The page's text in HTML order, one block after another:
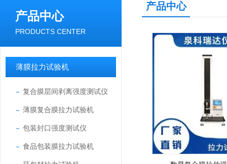
产品中心
PRODUCTS CENTER
薄膜拉力试验机
复合膜层间剥离强度测试仪
薄膜复合膜拉力试验机
包装封口强度测试仪
食品包装膜拉力试验机
产品中心